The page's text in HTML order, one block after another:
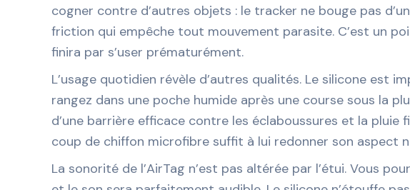
cogner contre d’autres objets : le tracker ne bouge pas
friction qui empêche tout mouvement parasite. C’est un
finira par s’user prématurément.
L’usage quotidien révèle d’autres qualités. Le silicone est
rangez dans une poche humide après une course sous la
d’une barrière efficace contre les éclaboussures et la pluie
coup de chiffon microfibre suffit à lui redonner son aspect
La sonorité de l’AirTag n’est pas altérée par l’étui. Vous